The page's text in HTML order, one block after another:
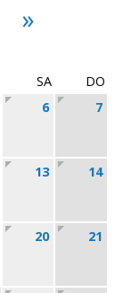
»
SA
DO
6 7
13 14
20 21